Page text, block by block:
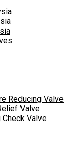
Reducing Valve
Valve
Valve